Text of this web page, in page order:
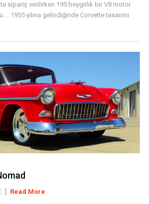
sipariş verilirken 195 beygirlik bir V8 motor
1955 yılına gelindiğinde Corvette tasarımı
Read More